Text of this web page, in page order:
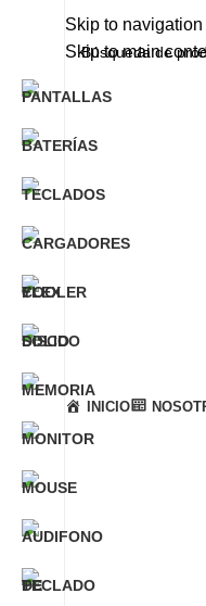
Skip to navigation
Skip to main
+51 932 298 450
Entregas a domicilio
INICIO